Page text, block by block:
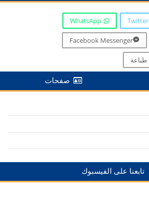
Twitter
WhatsApp
Facebook Messenger
طباعة
صفحات
تابعنا على الفيسبوك